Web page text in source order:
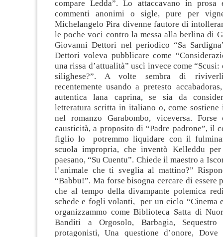
compare Ledda”. Lo attaccavano in
commenti anonimi o sigle, pure per
Michelangelo Pira divenne fautore di
le poche voci contro la messa alla berlina di
Giovanni Dettori nel periodico “Sa
Dettori voleva pubblicare come
una rissa d’attualità” uscì invece come
silighese?”. A volte sembra di
recentemente usando a pretesto
autentica lana caprina, se sia da
letteratura scritta in italiano o, come
nel romanzo Garabombo, viceversa.
causticità, a proposito di “Padre padrone”, il
figlio lo potremmo liquidare con il
scuola impropria, che inventò Kelleddu
paesano, “Su Cuentu”. Chiede il maestro a
l’animale che ti sveglia al mattino?”
“Babbu!”. Ma forse bisogna cercare di essere
che al tempo della divampante polemica
schede e fogli volanti, per un ciclo “Cinema
organizzammo come Biblioteca Satta di
Banditi a Orgosolo, Barbagia,
protagonisti, Una questione d’onore,